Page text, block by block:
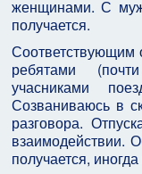
женщинами. С
получается.
Соответствующим
ребятами
учасниками
Созваниваюсь в
разговора.
взаимодействии.
получается, иногда